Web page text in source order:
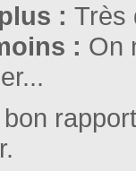
: Très
: On